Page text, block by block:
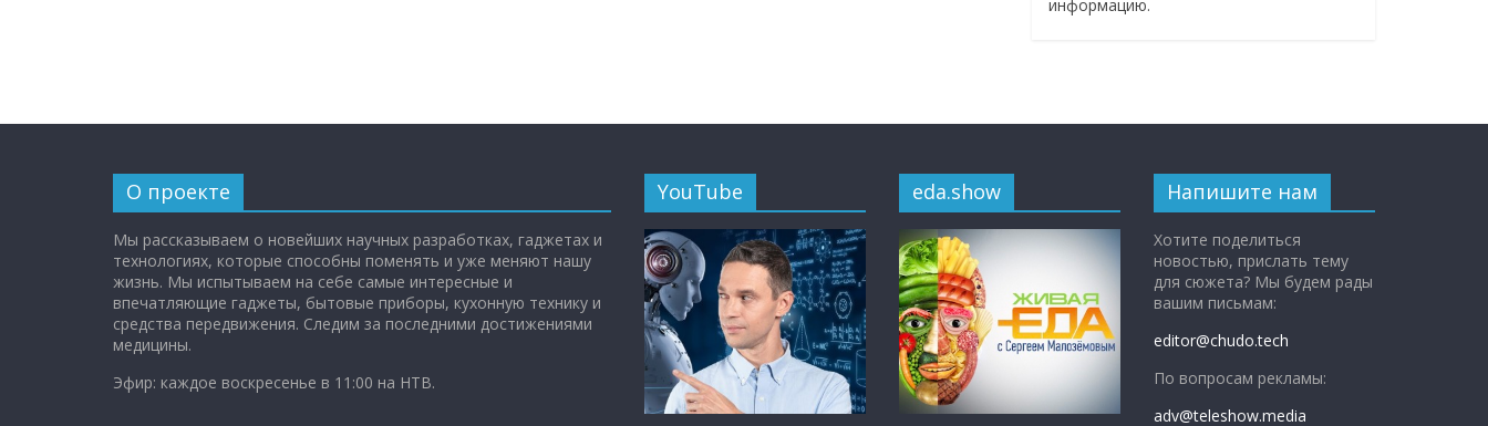
информацию.
О проекте
Мы рассказываем о новейших научных разработках, гаджетах и
технологиях, которые способны поменять и уже меняют нашу
жизнь. Мы испытываем на себе самые интересные и
впечатляющие гаджеты, бытовые приборы, кухонную технику и
средства передвижения. Следим за последними достижениями
медицины.
Эфир: каждое воскресенье в 11:00 на НТВ.
YouTube eda.show Напишите нам
Хотите поделиться
новостью, прислать тему
для сюжета? Мы будем рады
вашим письмам:
editor@chudo.tech
По вопросам рекламы:
adv@teleshow.media